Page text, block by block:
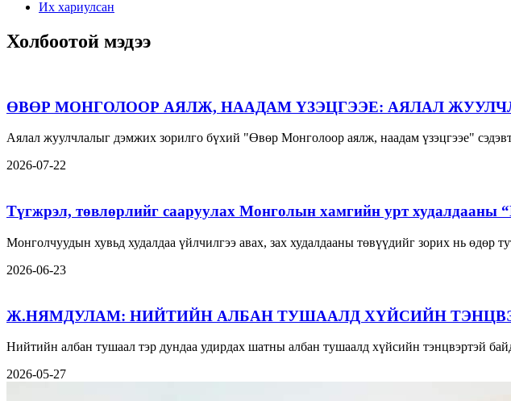
Их хариулсан
Холбоотой мэдээ
ӨВӨР МОНГОЛООР АЯЛЖ, НААДАМ ҮЗЭЦГЭЭЕ: АЯЛАЛ
Аялал жуулчлалыг дэмжих зорилго бүхий "Өвөр Монголоор аялж, наадам үзэцгээе"
2026-07-22
Түгжрэл, төвлөрлийг сааруулах Монголын хамгийн урт худалдааны
Монголчуудын хувьд худалдаа үйлчилгээ авах, зах худалдааны төвүүдийг зорих нь өдөр
2026-06-23
Ж.НЯМДУЛАМ: НИЙТИЙН АЛБАН ТУШААЛД ХҮЙСИЙН
Нийтийн албан тушаал тэр дундаа удирдах шатны албан тушаалд хүйсийн тэнцвэртэй
2026-05-27